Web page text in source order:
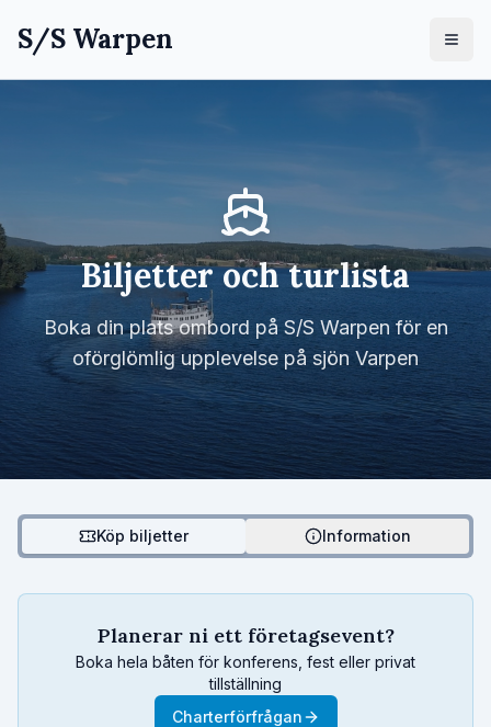
S/S Warpen
Biljetter och turlista
Boka din plats ombord på S/S Warpen för en
oförglömlig upplevelse på sjön Varpen
Köp biljetter Information
Planerar ni ett företagsevent?
Boka hela båten för konferens, fest eller privat
tillställning
Charterförfrågan